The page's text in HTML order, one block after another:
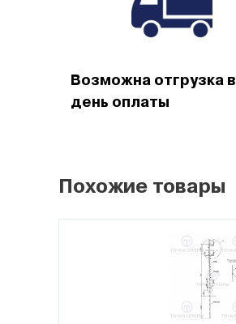
Возможна отгрузка в
день оплаты
Похожие товары